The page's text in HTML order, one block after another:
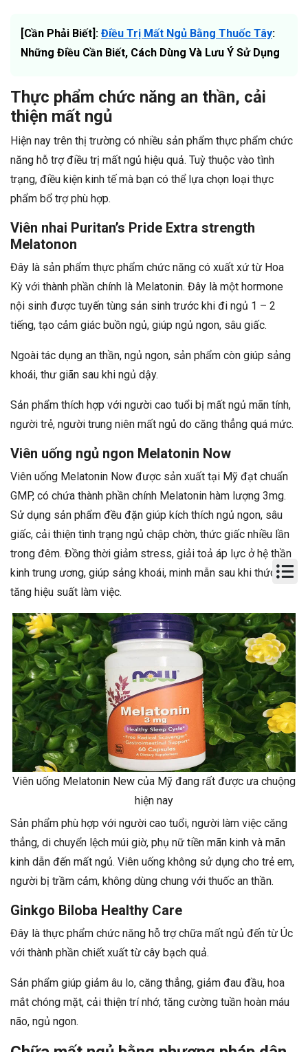
[Cần Phải Biết]: Điều Trị Mất Ngủ Bằng Thuốc Tây:
Những Điều Cần Biết, Cách Dùng Và Lưu Ý Sử Dụng
Thực phẩm chức năng an thần, cải
thiện mất ngủ
Hiện nay trên thị trường có nhiều sản phẩm thực phẩm chức
năng hỗ trợ điều trị mất ngủ hiệu quả. Tuỳ thuộc vào tình
trạng, điều kiện kinh tế mà bạn có thể lựa chọn loại thực
phẩm bổ trợ phù hợp.
Viên nhai Puritan’s Pride Extra strength
Melatonon
Đây là sản phẩm thực phẩm chức năng có xuất xứ từ Hoa
Kỳ với thành phần chính là Melatonin. Đây là một hormone
nội sinh được tuyến tùng sản sinh trước khi đi ngủ 1 – 2
tiếng, tạo cảm giác buồn ngủ, giúp ngủ ngon, sâu giấc.
Ngoài tác dụng an thần, ngủ ngon, sản phẩm còn giúp sảng
khoái, thư giãn sau khi ngủ dậy.
Sản phẩm thích hợp với người cao tuổi bị mất ngủ mãn tính,
người trẻ, người trung niên mất ngủ do căng thẳng quá mức.
Viên uống ngủ ngon Melatonin Now
Viên uống Melatonin Now được sản xuất tại Mỹ đạt chuẩn
GMP, có chứa thành phần chính Melatonin hàm lượng 3mg.
Sử dụng sản phẩm đều đặn giúp kích thích ngủ ngon, sâu
giấc, cải thiện tình trạng ngủ chập chờn, thức giấc nhiều lần
trong đêm. Đồng thời giảm stress, giải toả áp lực ở hệ thần
kinh trung ương, giúp sảng khoái, minh mẫn sau khi thức dậy,
tăng hiệu suất làm việc.
Viên uống Melatonin New của Mỹ đang rất được ưa chuộng
hiện nay
Sản phẩm phù hợp với người cao tuổi, người làm việc căng
thẳng, di chuyển lệch múi giờ, phụ nữ tiền mãn kinh và mãn
kinh dẫn đến mất ngủ. Viên uống không sử dụng cho trẻ em,
người bị trầm cảm, không dùng chung với thuốc an thần.
Ginkgo Biloba Healthy Care
Đây là thực phẩm chức năng hỗ trợ chữa mất ngủ đến từ Úc
với thành phần chiết xuất từ cây bạch quả.
Sản phẩm giúp giảm âu lo, căng thẳng, giảm đau đầu, hoa
mắt chóng mặt, cải thiện trí nhớ, tăng cường tuần hoàn máu
não, ngủ ngon.